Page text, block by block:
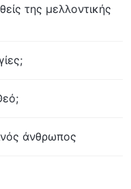
της μελλοντικής
άνθρωπος